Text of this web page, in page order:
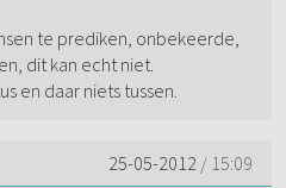
te prediken, onbekeerde,
dit kan echt niet.
en daar niets tussen.
25-05-2012 / 15:09